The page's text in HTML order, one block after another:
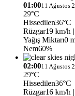
01:0011 Ağustos
29°C
Hissedilen36°C
Rüzgar19 km/h
Yağış Miktarı0
Nem60%
02:0011 Ağustos
29°C
Hissedilen36°C
Rüzgar16 km/h